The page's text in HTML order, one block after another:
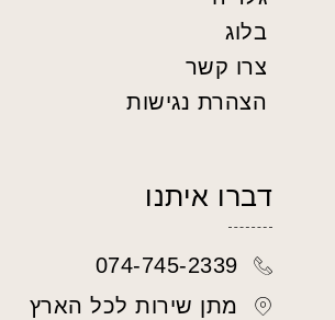
בלוג
צרו קשר
הצהרת נגישות
דברו איתנו
074-745-2339
מתן שירות לכל הארץ